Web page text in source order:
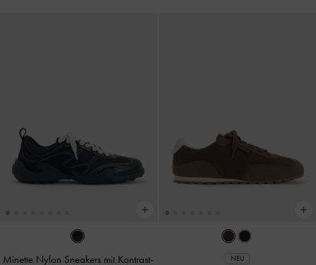
Minette Nylon Sneakers mit Kontrast-
NEU